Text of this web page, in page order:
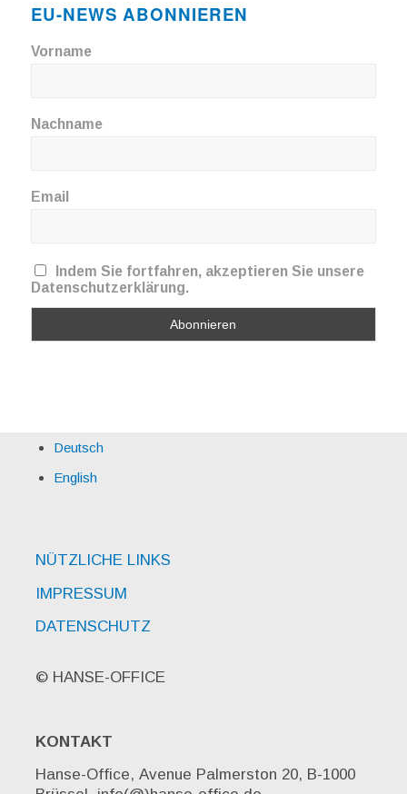
EU-NEWS ABONNIEREN
Vorname
Nachname
Email
Indem Sie fortfahren, akzeptieren Sie unsere
Datenschutzerklärung.
Deutsch
English
NÜTZLICHE LINKS
IMPRESSUM
DATENSCHUTZ
© HANSE-OFFICE
KONTAKT
Hanse-Office, Avenue Palmerston 20, B-1000